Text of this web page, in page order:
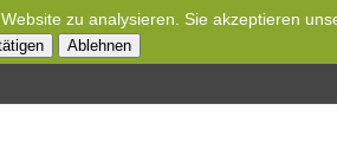
zu analysieren. Sie akzeptieren
Ablehnen